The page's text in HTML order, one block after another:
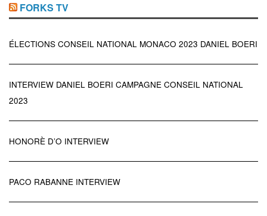
FORKS TV
ÉLECTIONS CONSEIL NATIONAL MONACO 2023 DANIEL BOERI
INTERVIEW DANIEL BOERI CAMPAGNE CONSEIL NATIONAL
2023
HONORÈ D’O INTERVIEW
PACO RABANNE INTERVIEW